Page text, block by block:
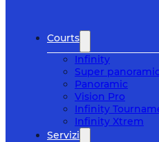
Courts
Infinity
Super panoramic
Panoramic
Vision Pro
Infinity
Infinity Xtrem
Servizi